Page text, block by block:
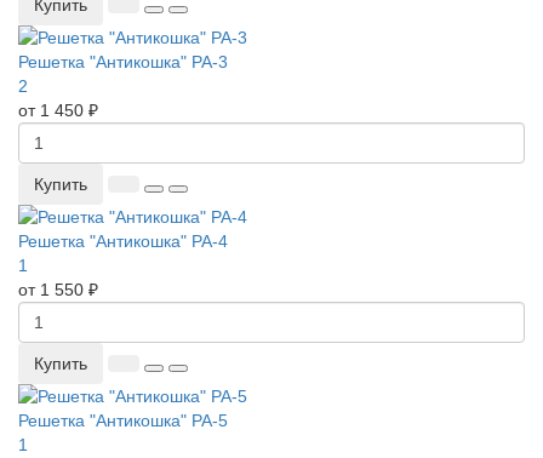
Купить
Решетка "Антикошка" РА-3
2
от 1 450 ₽
Купить
Решетка "Антикошка" РА-4
1
от 1 550 ₽
Купить
Решетка "Антикошка" РА-5
1